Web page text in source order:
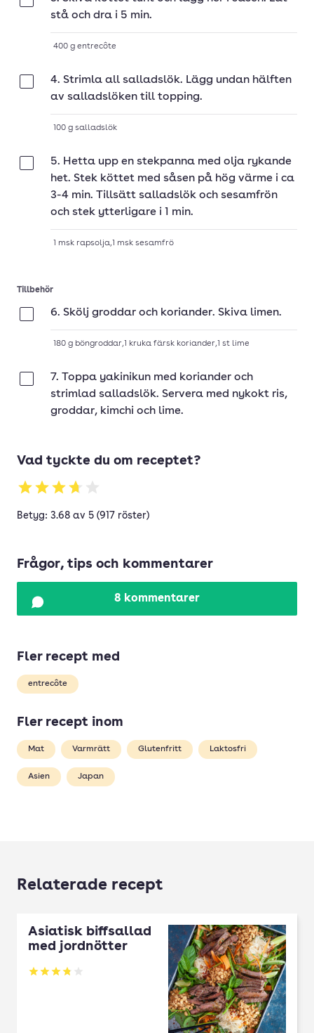
stå och dra i 5 min.
400 g entrecôte
4. Strimla all salladslök. Lägg undan hälften
av salladslöken till topping.
100 g salladslök
5. Hetta upp en stekpanna med olja rykande
het. Stek köttet med såsen på hög värme i ca
3-4 min. Tillsätt salladslök och sesamfrön
och stek ytterligare i 1 min.
1 msk rapsolja,1 msk sesamfrö
Tillbehör
6. Skölj groddar och koriander. Skiva limen.
180 g böngroddar,1 kruka färsk koriander,1 st lime
7. Toppa yakinikun med koriander och
strimlad salladslök. Servera med nykokt ris,
groddar, kimchi och lime.
Vad tyckte du om receptet?
Betyg: 3.68 av 5 (917 röster)
Frågor, tips och kommentarer
8 kommentarer
Fler recept med
entrecôte
Fler recept inom
Mat Varmrätt Glutenfritt Laktosfri
Asien Japan
Relaterade recept
Asiatisk biffsallad
med jordnötter
Betyg: 3.8 av 5